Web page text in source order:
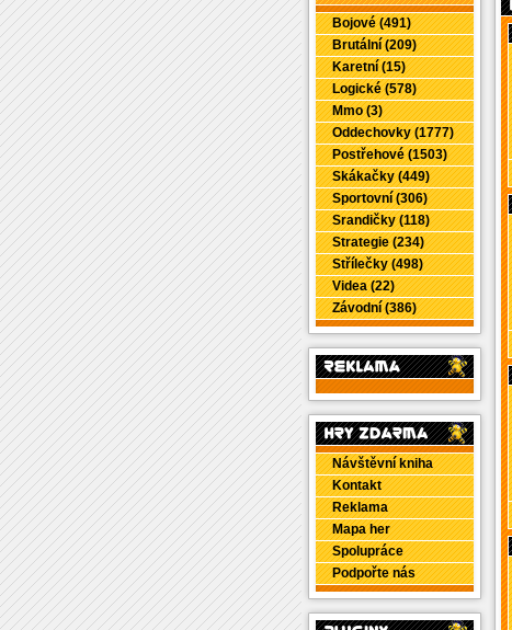
Bojové (491)
Brutální (209)
Karetní (15)
Logické (578)
Mmo (3)
Oddechovky (1777)
Postřehové (1503)
Skákačky (449)
Sportovní (306)
Srandičky (118)
Strategie (234)
Střílečky (498)
Videa (22)
Závodní (386)
Návštěvní kniha
Kontakt
Reklama
Mapa her
Spolupráce
Podpořte nás